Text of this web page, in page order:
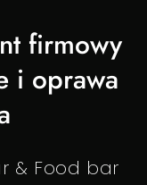
firmowy
i oprawa
& Food bar